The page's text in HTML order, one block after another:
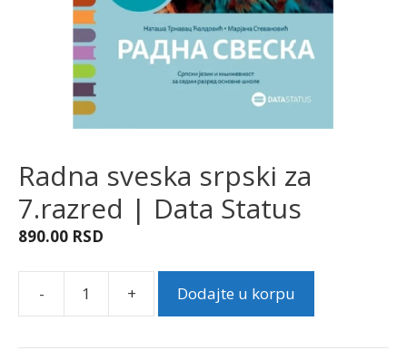
Radna sveska srpski za
7.razred | Data Status
890.00 RSD
-
Radna
srpski
+ Dodajte u korpu